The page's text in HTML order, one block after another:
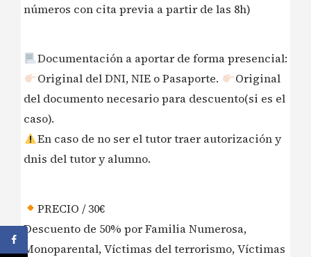
números con cita previa a partir de las 8h)
Documentación a aportar de forma presencial:
Original del DNI, NIE o Pasaporte.
Original
del documento necesario para descuento(si es el
caso).
En caso de no ser el tutor traer autorización y
dnis del tutor y alumno.
PRECIO / 30€
Descuento de 50% por Familia Numerosa,
Monoparental, Víctimas del terrorismo, Víctimas